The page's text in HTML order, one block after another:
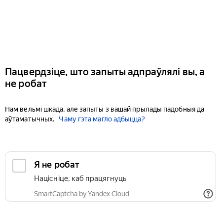
Пацвердзіце, што запыты адпраўлялі вы, а
не робат
Нам вельмі шкада, але запыты з вашай прылады падобныя да
аўтаматычных.
Чаму гэта магло адбыцца?
Я не робат
Націсніце, каб працягнуць
SmartCaptcha by Yandex Cloud